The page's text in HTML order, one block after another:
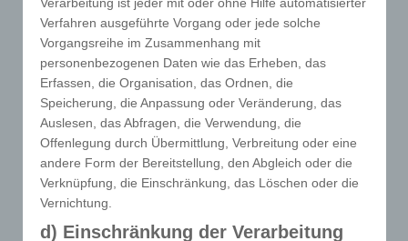
 Fortbildungen
für Pflegepersonal
Verarbeitung ist jeder mit oder ohne Hilfe automatisierter
Verfahren ausgeführte Vorgang oder jede solche
Vorgangsreihe im Zusammenhang mit
personenbezogenen Daten wie das Erheben, das
Erfassen, die Organisation, das Ordnen, die
Speicherung, die Anpassung oder Veränderung, das
Auslesen, das Abfragen, die Verwendung, die
Offenlegung durch Übermittlung, Verbreitung oder eine
andere Form der Bereitstellung, den Abgleich oder die
Verknüpfung, die Einschränkung, das Löschen oder die
Vernichtung.
d) Einschränkung der Verarbeitung